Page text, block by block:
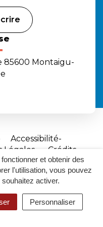
et obtenir des
l'utilisation, vous pouvez
activer.
Personnaliser
ACCESSIBILITÉ
85600 Montaigu-
Accessibilité
Légales
Crédits